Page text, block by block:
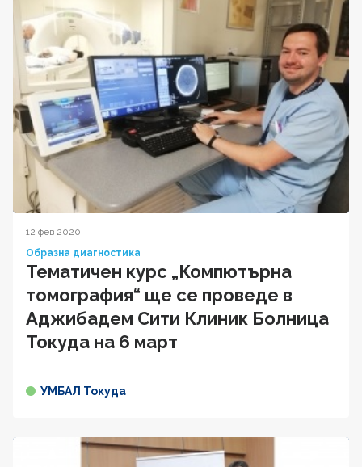
12 фев 2020
Образна диагностика
Тематичен курс „Компютърна
томография“ ще се проведе в
Аджибадем Сити Клиник Болница
Токуда на 6 март
УМБАЛ Токуда